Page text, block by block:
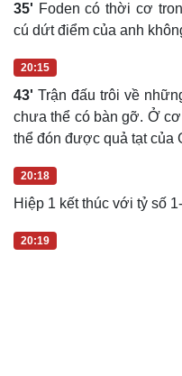
35' Foden có thời cơ
cú dứt điểm của anh
20:15
43' Trận đấu trôi về
chưa thể có bàn gỡ. Ở
thể đón được quả tạt của
20:18
Hiệp 1 kết thúc với tỷ số
20:19